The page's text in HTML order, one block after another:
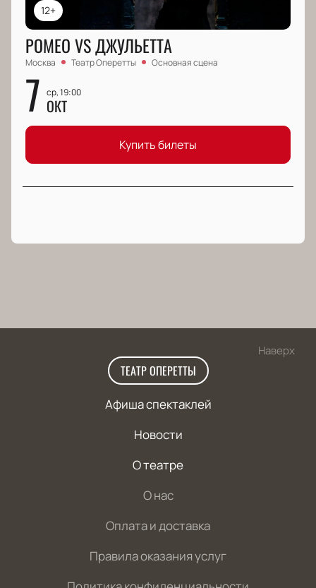
12+
РОМЕО VS ДЖУЛЬЕТТА
Москва Театр Оперетты Основная сцена
7 ср, 19:00
ОКТ
Купить билеты
Наверх
ТЕАТР ОПЕРЕТТЫ
Афиша спектаклей
Новости
О театре
О нас
Оплата и доставка
Правила оказания услуг